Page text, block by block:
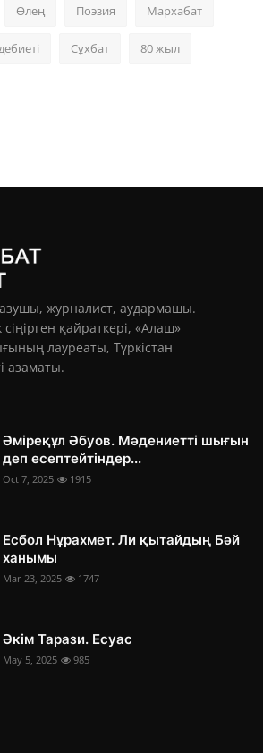
Өлең Поэзия Мархабат
Сұхбат 80 жыл
журналист, аудармашы.
қайраткері, «Алаш»
лауреаты, Түркістан
азаматы.
Әміреқұл Әбуов. Мәдениетті шығын
деп есептейтіндер...
Oct 7, 2025 1915
Есбол Нұрахмет. Ли қытайдың Бәй
ханымы
Mar 23, 2025 1747
Әкім Тарази. Есуас
May 5, 2025 985